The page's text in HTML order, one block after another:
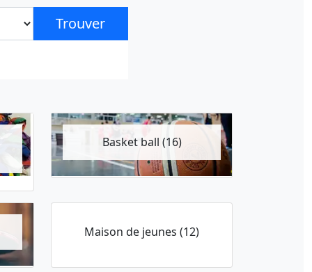
Trouver
Basket ball (16)
Maison de jeunes (12)